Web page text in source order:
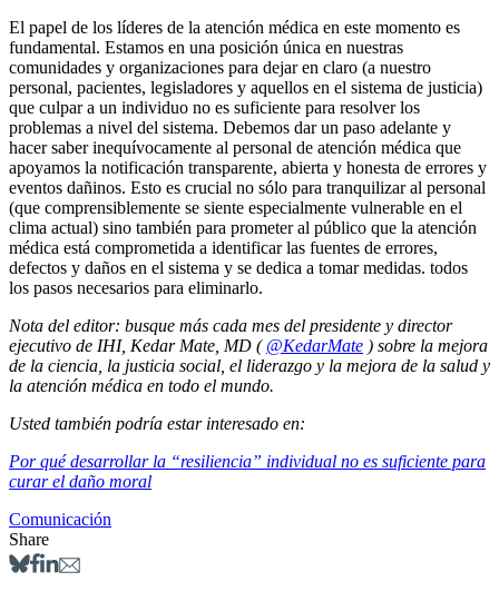
El papel de los líderes de la atención médica en este momento es
fundamental. Estamos en una posición única en nuestras
comunidades y organizaciones para dejar en claro (a nuestro
personal, pacientes, legisladores y aquellos en el sistema de justicia)
que culpar a un individuo no es suficiente para resolver los
problemas a nivel del sistema. Debemos dar un paso adelante y
hacer saber inequívocamente al personal de atención médica que
apoyamos la notificación transparente, abierta y honesta de errores y
eventos dañinos. Esto es crucial no sólo para tranquilizar al personal
(que comprensiblemente se siente especialmente vulnerable en el
clima actual) sino también para prometer al público que la atención
médica está comprometida a identificar las fuentes de errores,
defectos y daños en el sistema y se dedica a tomar medidas. todos
los pasos necesarios para eliminarlo.
Nota del editor: busque más cada mes del presidente y director
ejecutivo de IHI, Kedar Mate, MD ( @KedarMate ) sobre la mejora
de la ciencia, la justicia social, el liderazgo y la mejora de la salud y
la atención médica en todo el mundo.
Usted también podría estar interesado en:
Por qué desarrollar la “resiliencia” individual no es suficiente para
curar el daño moral
Comunicación
Share